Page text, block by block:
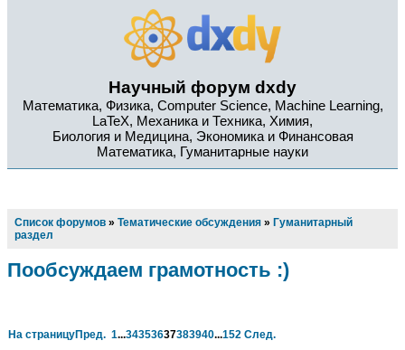
Научный форум dxdy
Математика, Физика, Computer Science, Machine Learning,
LaTeX, Механика и Техника, Химия,
Биология и Медицина, Экономика и Финансовая
Математика, Гуманитарные науки
Список форумов » Тематические обсуждения » Гуманитарный
раздел
Пообсуждаем грамотность :)
На страницуПред. 1...34353637383940...152 След.